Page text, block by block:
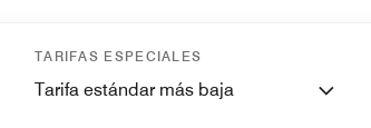
TARIFAS ESPECIALES
Tarifa estándar más baja